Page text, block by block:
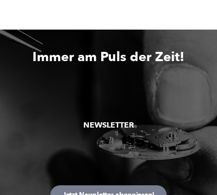
Immer am Puls der Zeit!
NEWSLETTER